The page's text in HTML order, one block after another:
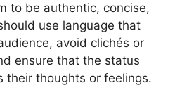
to be authentic, concise,
use language that
avoid clichés or
ensure that the status
their thoughts or feelings.